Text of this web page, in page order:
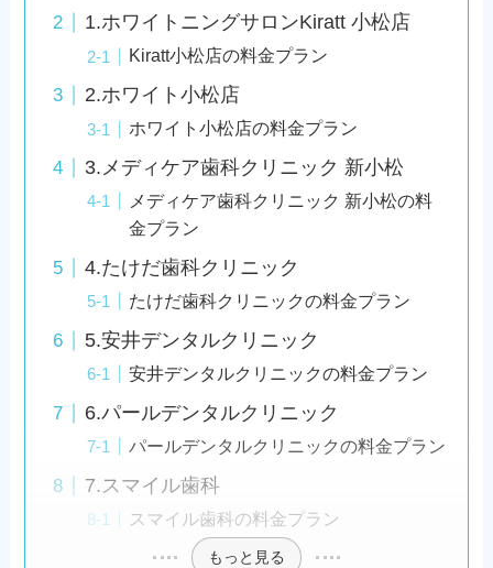
1.ホワイトニングサロンKiratt 小松店
Kiratt小松店の料金プラン
2.ホワイト小松店
ホワイト小松店の料金プラン
3.メディケア歯科クリニック 新小松
メディケア歯科クリニック 新小松の料
金プラン
4.たけだ歯科クリニック
たけだ歯科クリニックの料金プラン
5.安井デンタルクリニック
安井デンタルクリニックの料金プラン
6.パールデンタルクリニック
パールデンタルクリニックの料金プラン
7.スマイル歯科
スマイル歯科の料金プラン
もっと見る